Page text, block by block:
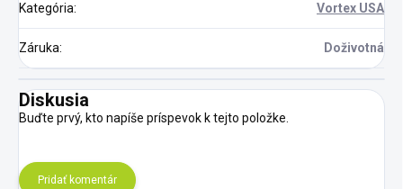
Kategória: Vortex USA
Záruka: Doživotná
Diskusia
Buďte prvý, kto napíše príspevok k tejto položke.
Pridať komentár